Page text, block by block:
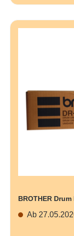
BROTHER
Ab